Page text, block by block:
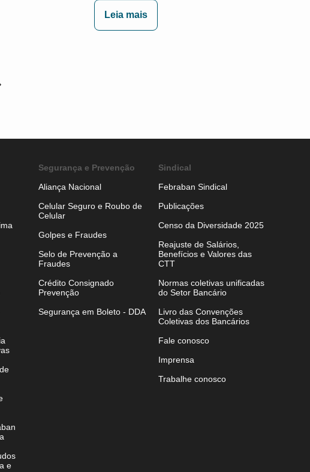
Leia mais
e
Segurança e Prevenção
Aliança Nacional
Celular Seguro e Roubo de
Celular
Golpes e Fraudes
Selo de Prevenção a
Fraudes
Crédito Consignado
Prevenção
Segurança em Boleto - DDA
Sindical
Febraban Sindical
Publicações
Censo da Diversidade 2025
Reajuste de Salários,
Benefícios e Valores das
CTT
Normas coletivas unificadas
do Setor Bancário
Livro das Convenções
Coletivas dos Bancários
Fale conosco
Imprensa
Trabalhe conosco